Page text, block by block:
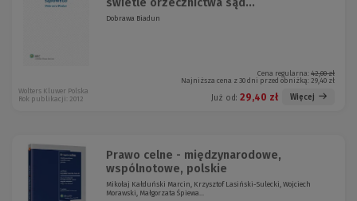
Dobrawa Biadun
Cena regularna: 42,00 zł
Najniższa cena z 30 dni przed obniżką: 29,40 zł
Już od: 29,40 zł Więcej
Wolters Kluwer Polska
Rok publikacji: 2012
Prawo celne - międzynarodowe,
wspólnotowe, polskie
Mikołaj Kałduński Marcin, Krzysztof Lasiński-Sulecki, Wojciech
Morawski, Małgorzata Śpiewa...